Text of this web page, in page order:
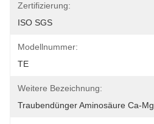
Zertifizierung:
ISO SGS
Modellnummer:
TE
Weitere Bezeichnung:
Traubendünger Aminosäure Ca-Mg